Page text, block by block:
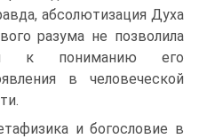
абсолютизация Духа
разума не позволила
к пониманию его
в человеческой
и богословие в